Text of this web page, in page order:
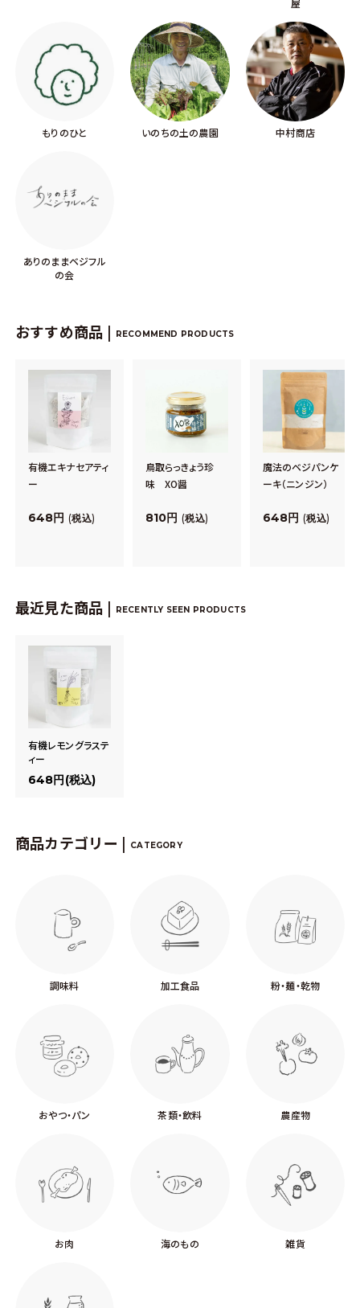
屋
もりのひと いのちの土の農園 中村商店
ありのままベジフル
の会
おすすめ商品 | RECOMMEND PRODUCTS
有機エキナセアティ
ー
648 税込
鳥取らっきょう珍
味 XO醤
810 税込
魔法のベジパンケ
ーキ（ニンジン）
648 税込
最近見た商品 | RECENTLY SEEN PRODUCTS
有機レモングラステ
ィー
648円(税込)
商品カテゴリー | CATEGORY
調味料 加工食品 粉・麺・乾物
おやつ・パン 茶類・飲料 農産物
お肉 海のもの 雑貨